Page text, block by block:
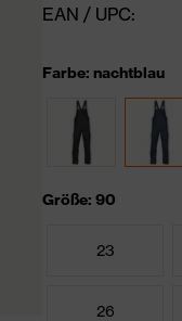
EAN / UPC:
Farbe: nachtblau
Größe: 90
23
26